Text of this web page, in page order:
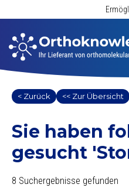
< Zurück << Zur Übersicht
Sie haben
gesucht
8 Suchergebnisse gefunden